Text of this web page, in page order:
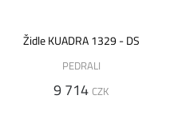
Židle KUADRA 1329 - DS
PEDRALI
9 714 CZK